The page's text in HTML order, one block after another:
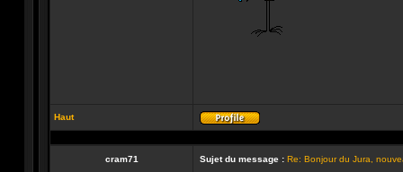
Haut
Profil
cram71 Sujet du message : Re: Bonjour du Jura,